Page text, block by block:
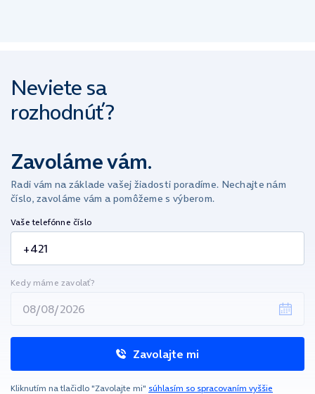
Neviete sa
rozhodnúť?
Zavoláme vám.
Radi vám na základe vašej žiadosti poradíme. Nechajte nám
číslo, zavoláme vám a pomôžeme s výberom.
Vaše telefónne číslo
Kedy máme zavolať?
Zavolajte mi
Kliknutím na tlačidlo "Zavolajte mi" súhlasím so spracovaním vyššie